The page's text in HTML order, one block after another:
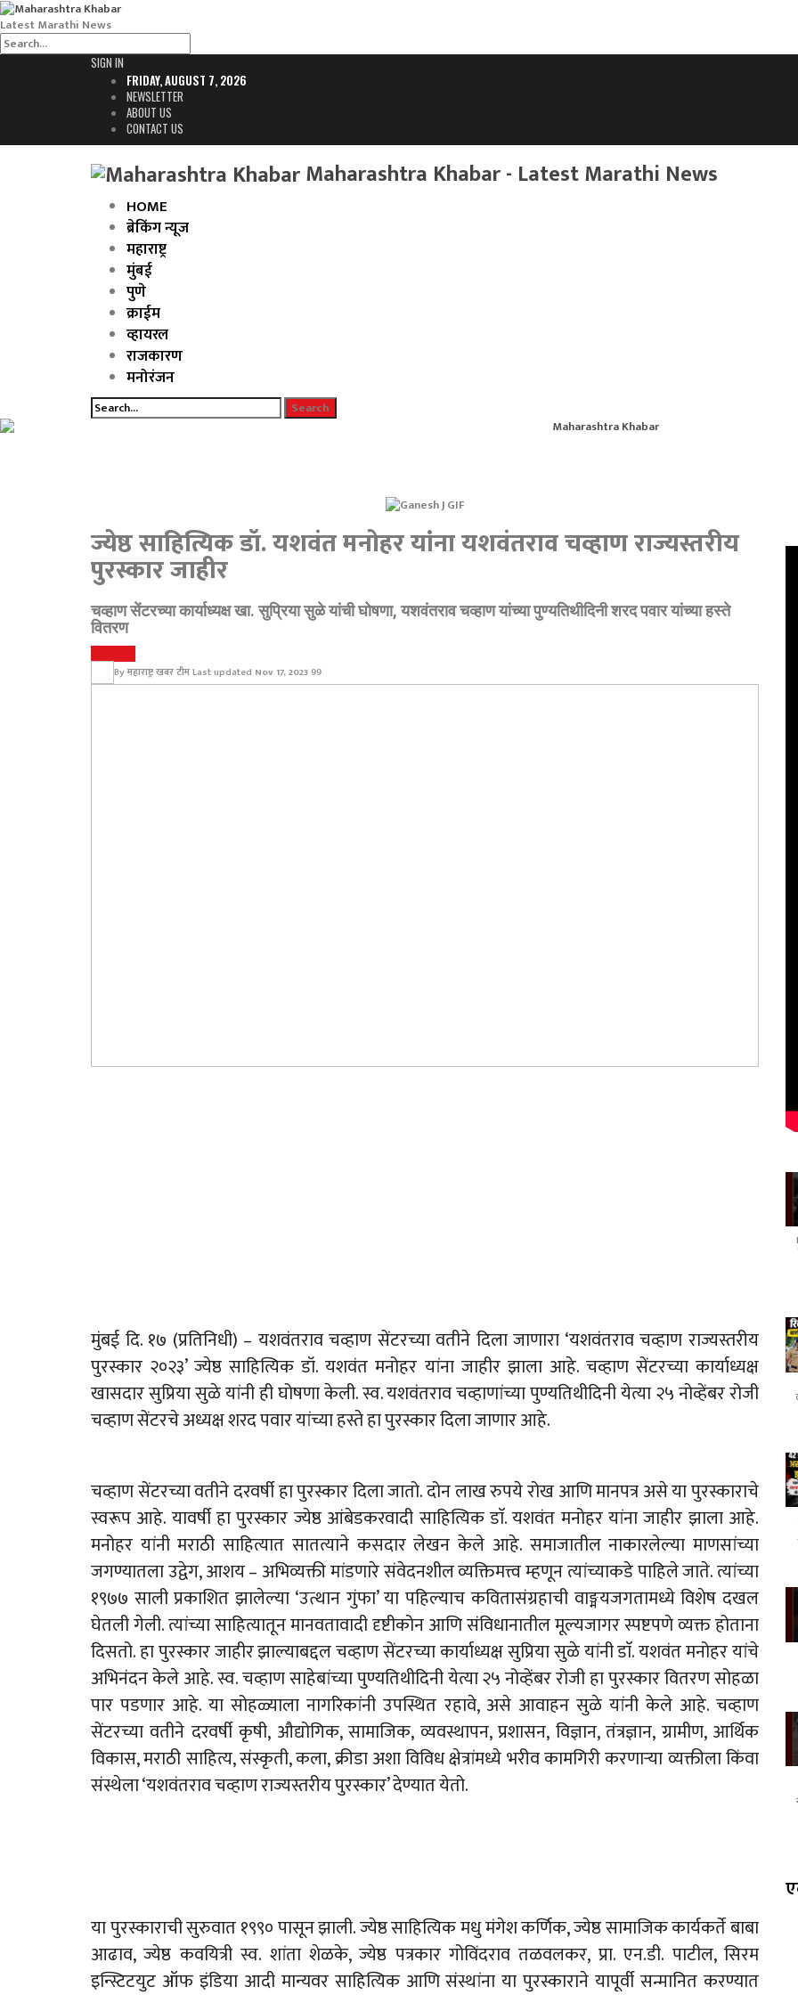
Latest Marathi News
SIGN IN
FRIDAY, AUGUST 7, 2026
NEWSLETTER
ABOUT US
CONTACT US
Maharashtra Khabar - Latest Marathi News
HOME
ब्रेकिंग न्यूज
महाराष्ट्र
मुंबई
पुणे
क्राईम
व्हायरल
राजकारण
मनोरंजन
ज्येष्ठ साहित्यिक डॉ. यशवंत मनोहर यांना यशवंतराव चव्हाण राज्यस्तरीय
पुरस्कार जाहीर
चव्हाण सेंटरच्या कार्याध्यक्ष खा. सुप्रिया सुळे यांची घोषणा, यशवंतराव चव्हाण यांच्या पुण्यतिथीदिनी शरद पवार यांच्या हस्ते
वितरण
Byमहाराष्ट्र खबर टीमLast updated Nov 17, 202399
मुंबई दि. १७ (प्रतिनिधी) – यशवंतराव चव्हाण सेंटरच्या वतीने दिला जाणारा ‘यशवंतराव चव्हाण राज्यस्तरीय
पुरस्कार २०२३’ ज्येष्ठ साहित्यिक डॉ. यशवंत मनोहर यांना जाहीर झाला आहे. चव्हाण सेंटरच्या कार्याध्यक्ष
खासदार सुप्रिया सुळे यांनी ही घोषणा केली. स्व. यशवंतराव चव्हाणांच्या पुण्यतिथीदिनी येत्या २५ नोव्हेंबर रोजी
चव्हाण सेंटरचे अध्यक्ष शरद पवार यांच्या हस्ते हा पुरस्कार दिला जाणार आहे.
चव्हाण सेंटरच्या वतीने दरवर्षी हा पुरस्कार दिला जातो. दोन लाख रुपये रोख आणि मानपत्र असे या पुरस्काराचे
स्वरूप आहे. यावर्षी हा पुरस्कार ज्येष्ठ आंबेडकरवादी साहित्यिक डाॅ. यशवंत मनोहर यांना जाहीर झाला आहे.
मनोहर यांनी मराठी साहित्यात सातत्याने कसदार लेखन केले आहे. समाजातील नाकारलेल्या माणसांच्या
जगण्यातला उद्वेग, आशय – अभिव्यक्ती मांडणारे संवेदनशील व्यक्तिमत्त्व म्हणून त्यांच्याकडे पाहिले जाते. त्यांच्या
१९७७ साली प्रकाशित झालेल्या ‘उत्थान गुंफा’ या पहिल्याच कवितासंग्रहाची वाङ्मयजगतामध्ये विशेष दखल
घेतली गेली. त्यांच्या साहित्यातून मानवतावादी दृष्टीकोन आणि संविधानातील मूल्यजागर स्पष्टपणे व्यक्त होताना
दिसतो. हा पुरस्कार जाहीर झाल्याबद्दल चव्हाण सेंटरच्या कार्याध्यक्ष सुप्रिया सुळे यांनी डाॅ. यशवंत मनोहर यांचे
अभिनंदन केले आहे. स्व. चव्हाण साहेबांच्या पुण्यतिथीदिनी येत्या २५ नोव्हेंबर रोजी हा पुरस्कार वितरण सोहळा
पार पडणार आहे. या सोहळ्याला नागरिकांनी उपस्थित रहावे, असे आवाहन सुळे यांनी केले आहे. चव्हाण
सेंटरच्या वतीने दरवर्षी कृषी, औद्योगिक, सामाजिक, व्यवस्थापन, प्रशासन, विज्ञान, तंत्रज्ञान, ग्रामीण, आर्थिक
विकास, मराठी साहित्य, संस्कृती, कला, क्रीडा अशा विविध क्षेत्रांमध्ये भरीव कामगिरी करणाऱ्या व्यक्तीला किंवा
संस्थेला ‘यशवंतराव चव्हाण राज्यस्तरीय पुरस्कार’ देण्यात येतो.
या पुरस्काराची सुरुवात १९९० पासून झाली. ज्येष्ठ साहित्यिक मधु मंगेश कर्णिक, ज्येष्ठ सामाजिक कार्यकर्ते बाबा
आढाव, ज्येष्ठ कवयित्री स्व. शांता शेळके, ज्येष्ठ पत्रकार गोविंदराव तळवलकर, प्रा. एन.डी. पाटील, सिरम
इन्स्टिटयुट ऑफ इंडिया आदी मान्यवर साहित्यिक आणि संस्थांना या पुरस्काराने यापूर्वी सन्मानित करण्यात